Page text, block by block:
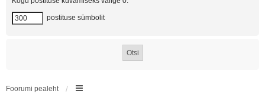
postituse sümbolit
Foorumi pealeht